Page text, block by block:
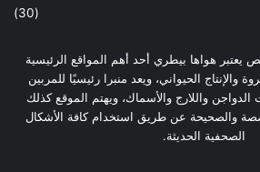
(30)
هواها بيطري أحد أهم المواقع الرئيسية
والإنتاج الحيواني، ويعد منبرا رئيسيًا للمربين
الدواجن واللارج والأسماك، ويهتم الموقع كذلك
والصحيحة عن طريق استخدام كافة الأشكال
الصحفية الحديثة.